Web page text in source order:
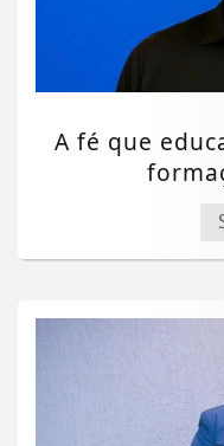
A fé que